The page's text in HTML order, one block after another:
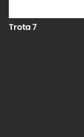
Trota 7